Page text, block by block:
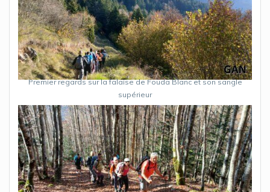
Premier regards sur la falaise de Fouda Blanc et son sangle
supérieur